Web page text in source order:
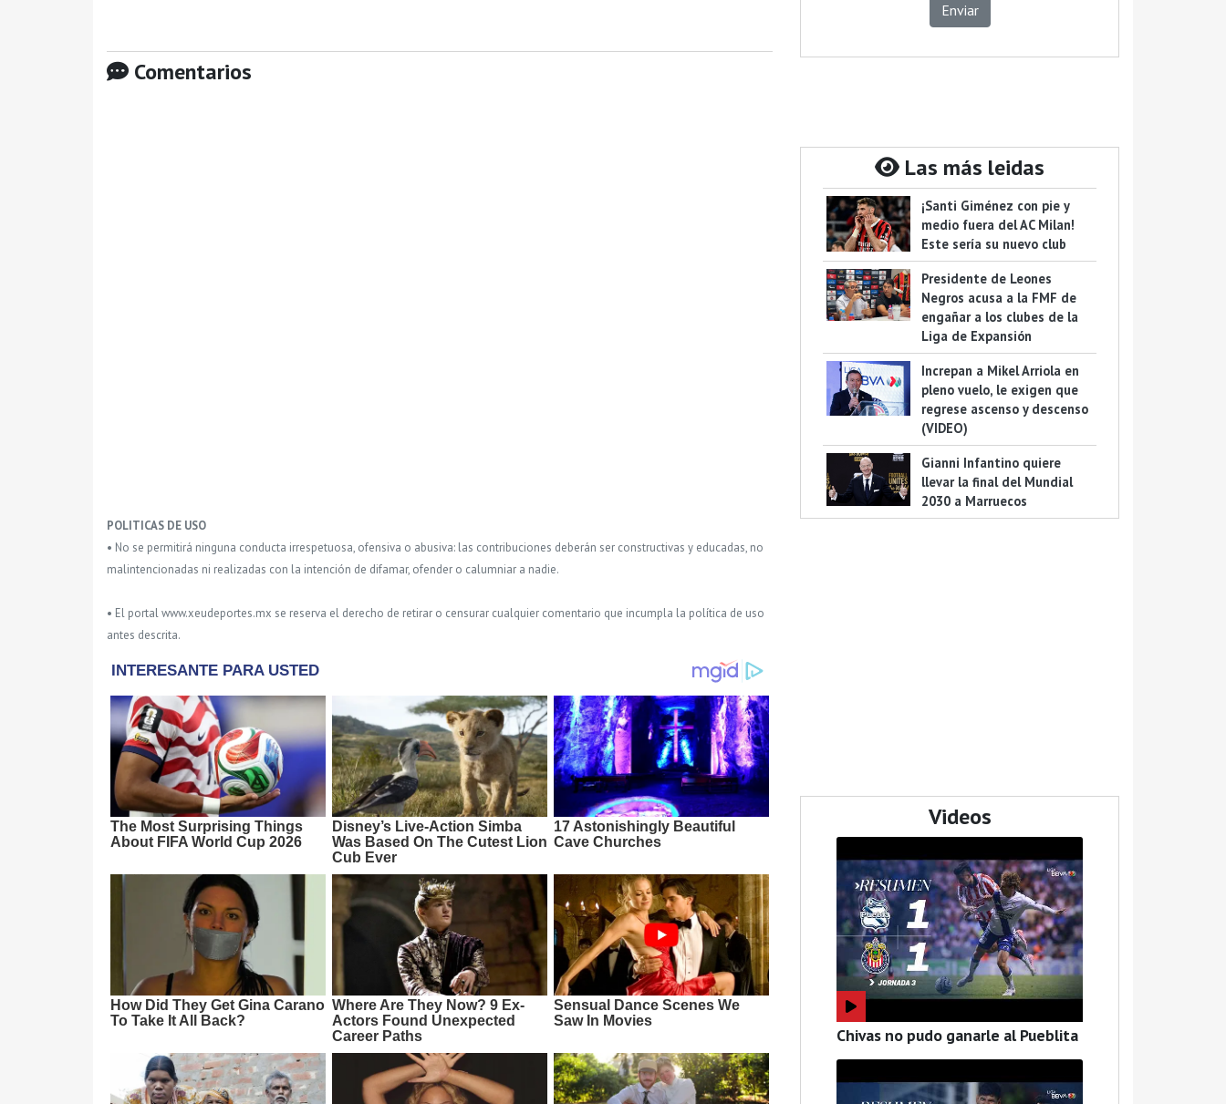
Comentarios
POLITICAS DE USO
• No se permitirá ninguna conducta irrespetuosa, ofensiva o abusiva: las contribuciones deberán ser constructivas y educadas, no
malintencionadas ni realizadas con la intención de difamar, ofender o calumniar a nadie.
• El portal www.xeudeportes.mx se reserva el derecho de retirar o censurar cualquier comentario que incumpla la política de uso
antes descrita.
Enviar
Las más leidas
¡Santi Giménez con pie y
medio fuera del AC Milan!
Este sería su nuevo club
Presidente de Leones
Negros acusa a la FMF de
engañar a los clubes de la
Liga de Expansión
Increpan a Mikel Arriola en
pleno vuelo, le exigen que
regrese ascenso y descenso
(VIDEO)
Gianni Infantino quiere
llevar la final del Mundial
2030 a Marruecos
Videos
Chivas no pudo ganarle al Pueblita